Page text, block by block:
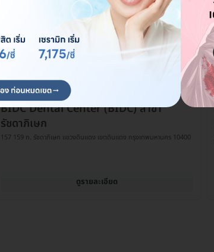
BIDC Dental Center (BIDC) สาขา
รัชดาภิเษก
157 159 ถ. รัชดาภิเษก แขวงดินแดง เขตดินแดง กรุงเทพมหานคร 10400
ดูรายละเอียด